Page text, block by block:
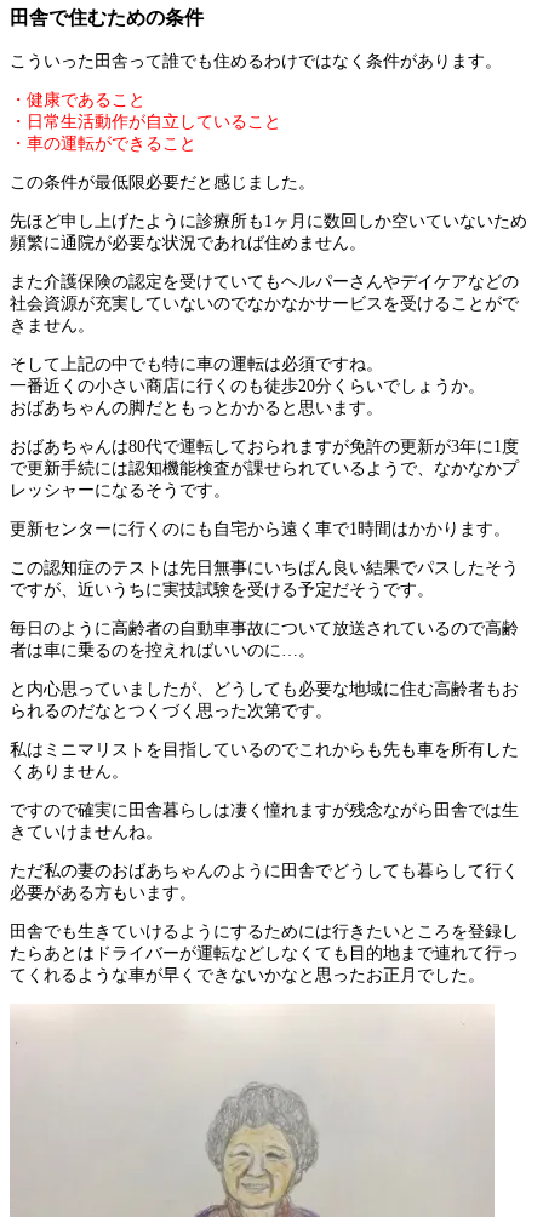
田舎で住むための条件
こういった田舎って誰でも住めるわけではなく条件があります。
・健康であること
・日常生活動作が自立していること
・車の運転ができること
この条件が最低限必要だと感じました。
先ほど申し上げたように診療所も1ヶ月に数回しか空いていないため
頻繁に通院が必要な状況であれば住めません。
また介護保険の認定を受けていてもヘルパーさんやデイケアなどの
社会資源が充実していないのでなかなかサービスを受けることがで
きません。
そして上記の中でも特に車の運転は必須ですね。
一番近くの小さい商店に行くのも徒歩20分くらいでしょうか。
おばあちゃんの脚だともっとかかると思います。
おばあちゃんは80代で運転しておられますが免許の更新が3年に1度
で更新手続には認知機能検査が課せられているようで、なかなかプ
レッシャーになるそうです。
更新センターに行くのにも自宅から遠く車で1時間はかかります。
この認知症のテストは先日無事にいちばん良い結果でパスしたそう
ですが、近いうちに実技試験を受ける予定だそうです。
毎日のように高齢者の自動車事故について放送されているので高齢
者は車に乗るのを控えればいいのに…。
と内心思っていましたが、どうしても必要な地域に住む高齢者もお
られるのだなとつくづく思った次第です。
私はミニマリストを目指しているのでこれからも先も車を所有した
くありません。
ですので確実に田舎暮らしは凄く憧れますが残念ながら田舎では生
きていけませんね。
ただ私の妻のおばあちゃんのように田舎でどうしても暮らして行く
必要がある方もいます。
田舎でも生きていけるようにするためには行きたいところを登録し
たらあとはドライバーが運転などしなくても目的地まで連れて行っ
てくれるような車が早くできないかなと思ったお正月でした。